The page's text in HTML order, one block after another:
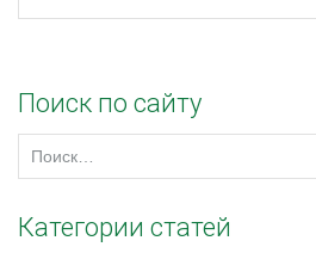
Поиск по сайту
Найти:
Категории статей